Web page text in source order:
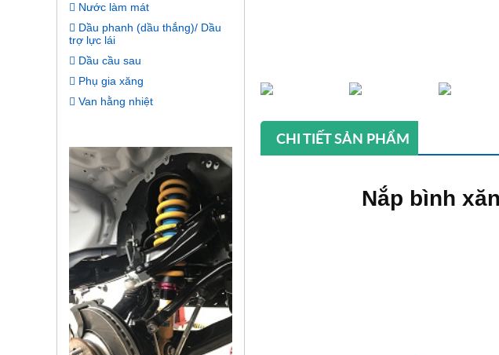
Nước làm mát
Dầu phanh (dầu thắng)/ Dầu
trợ lực lái
Dầu cầu sau
Phụ gia xăng
Van hằng nhiệt
CHI TIẾT SẢN PHẨM
Nắp bình